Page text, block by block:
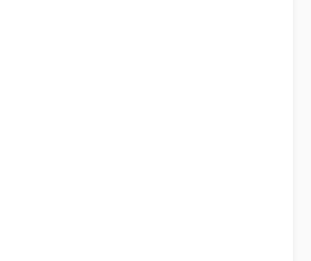
gelochte Klinge 35 cm,